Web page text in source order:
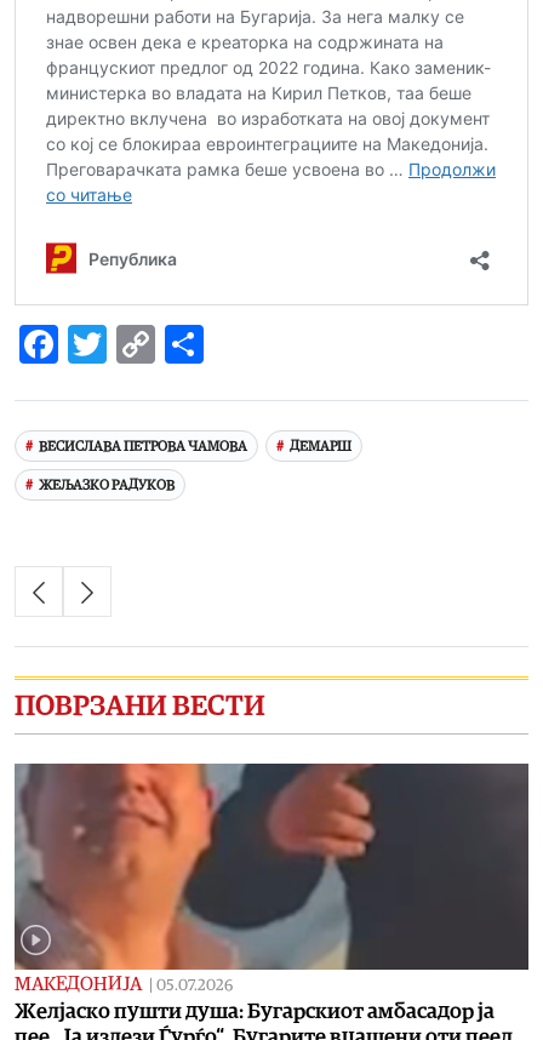
Facebook
Twitter
Copy
ВЕСИСЛАВА ПЕТРОВА ЧАМОВА ДЕМАРШ
ЖЕЉАЗКО РАДУКОВ
ПОВРЗАНИ ВЕСТИ
МАКЕДОНИЈА 05.07.2026
Желјаско пушти душа: Бугарскиот амбасадор ја